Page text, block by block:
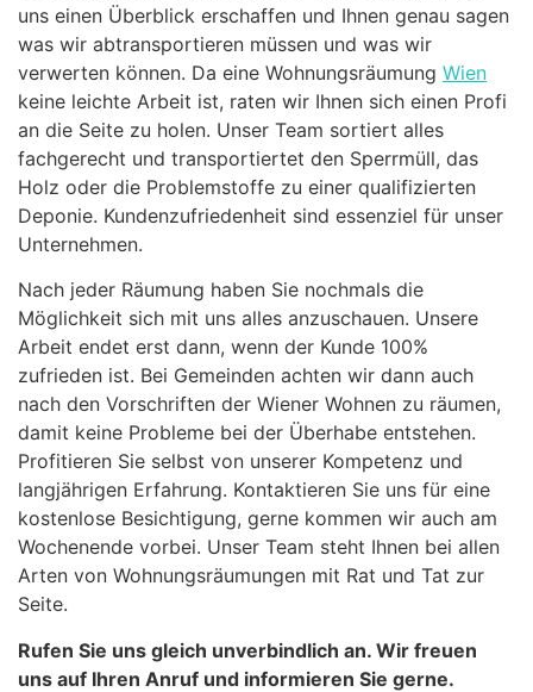
uns einen Überblick erschaffen und Ihnen genau sagen
was wir abtransportieren müssen und was wir
verwerten können. Da eine Wohnungsräumung Wien
keine leichte Arbeit ist, raten wir Ihnen sich einen Profi
an die Seite zu holen. Unser Team sortiert alles
fachgerecht und transportiertet den Sperrmüll, das
Holz oder die Problemstoffe zu einer qualifizierten
Deponie. Kundenzufriedenheit sind essenziel für unser
Unternehmen.
Nach jeder Räumung haben Sie nochmals die
Möglichkeit sich mit uns alles anzuschauen. Unsere
Arbeit endet erst dann, wenn der Kunde 100%
zufrieden ist. Bei Gemeinden achten wir dann auch
nach den Vorschriften der Wiener Wohnen zu räumen,
damit keine Probleme bei der Überhabe entstehen.
Profitieren Sie selbst von unserer Kompetenz und
langjährigen Erfahrung. Kontaktieren Sie uns für eine
kostenlose Besichtigung, gerne kommen wir auch am
Wochenende vorbei. Unser Team steht Ihnen bei allen
Arten von Wohnungsräumungen mit Rat und Tat zur
Seite.
Rufen Sie uns gleich unverbindlich an. Wir freuen
uns auf Ihren Anruf und informieren Sie gerne.